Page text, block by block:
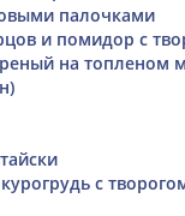
палочками
и помидор с
на топленом
с